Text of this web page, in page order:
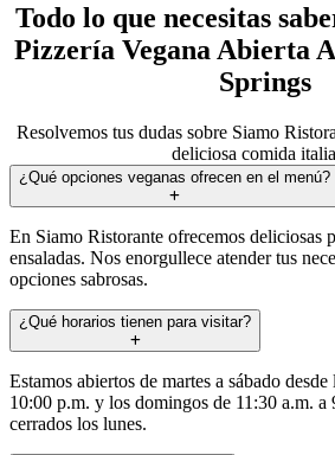
Todo lo que necesitas
Pizzería Vegana Abierta
Springs
Resolvemos tus dudas sobre Siamo
deliciosa comida
¿Qué opciones veganas ofrecen en el menú?
En Siamo Ristorante ofrecemos deliciosas
ensaladas. Nos enorgullece atender tus
opciones sabrosas.
¿Qué horarios tienen para visitar?
Estamos abiertos de martes a sábado
10:00 p.m. y los domingos de 11:30 a.m. a
cerrados los lunes.